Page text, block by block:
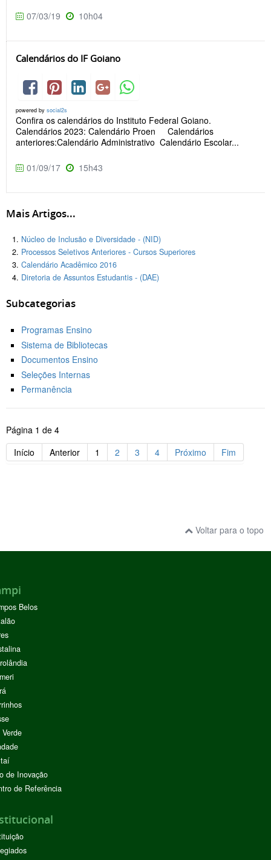
07/03/19 10h04
Calendários do IF Goiano
powered by social2s
Confira os calendários do Instituto Federal Goiano.
Calendários 2023: Calendário Proen Calendários
anteriores:Calendário Administrativo Calendário Escolar...
01/09/17 15h43
Mais Artigos...
Núcleo de Inclusão e Diversidade - (NID)
Processos Seletivos Anteriores - Cursos Superiores
Calendário Acadêmico 2016
Diretoria de Assuntos Estudantis - (DAE)
Subcategorias
Programas Ensino
Sistema de Bibliotecas
Documentos Ensino
Seleções Internas
Permanência
Página 1 de 4
Início
Anterior 1 2 3 4 Próximo Fim
Voltar para o topo
Belos
de Inovação
de Referência